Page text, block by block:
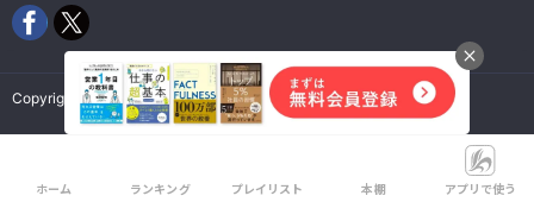
Copyright © Flier Inc. all rights reserved.
ホーム ランキング プレイリスト 本棚 アプリで使う